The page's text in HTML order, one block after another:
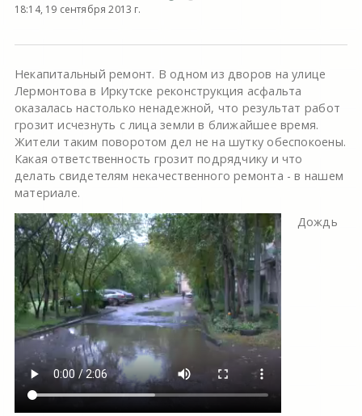
18:14, 19 сентября 2013 г.
Некапитальный ремонт. В одном из дворов на улице
Лермонтова в Иркутске реконструкция асфальта
оказалась настолько ненадежной, что результат работ
грозит исчезнуть с лица земли в ближайшее время.
Жители таким поворотом дел не на шутку обеспокоены.
Какая ответственность грозит подрядчику и что
делать свидетелям некачественного ремонта - в нашем
материале.
Дождь